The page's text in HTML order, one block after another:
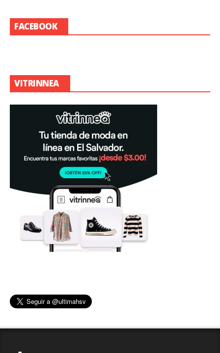
FACEBOOK
VITRINNEA